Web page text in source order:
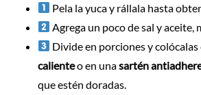
Pela la yuca y rállala hasta
Agrega un poco de sal y aceite,
Divide en porciones y
calienteo en unasartén
que estén doradas.